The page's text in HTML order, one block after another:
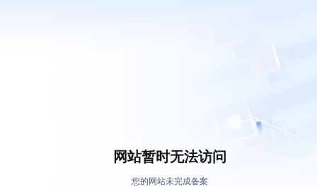
网站暂时无法访问
您的网站未完成备案